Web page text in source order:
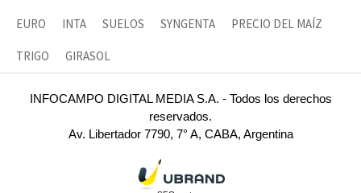
EURO INTA SUELOS SYNGENTA PRECIO DEL MAÍZ
TRIGO GIRASOL
INFOCAMPO DIGITAL MEDIA S.A. - Todos los derechos
reservados.
Av. Libertador 7790, 7° A, CABA, Argentina